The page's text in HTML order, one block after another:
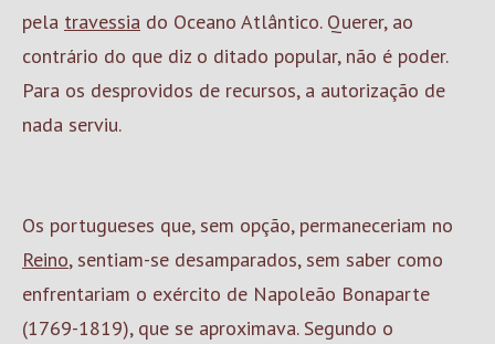
pela travessia do Oceano Atlântico. Querer, ao
contrário do que diz o ditado popular, não é poder.
Para os desprovidos de recursos, a autorização de
nada serviu.
Os portugueses que, sem opção, permaneceriam no
Reino, sentiam-se desamparados, sem saber como
enfrentariam o exército de Napoleão Bonaparte
(1769-1819), que se aproximava. Segundo o